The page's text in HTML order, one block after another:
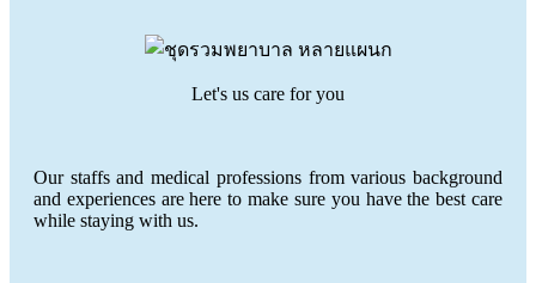
Let's us care for you
Our staffs and medical professions from various background
and experiences are here to make sure you have the best care
while staying with us.